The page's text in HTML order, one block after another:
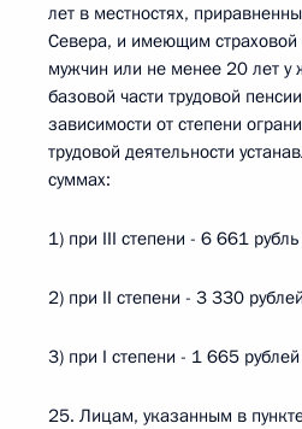
лет в местностях,
Севера, и имеющим страховой
мужчин или не менее 20 лет
базовой части трудовой
зависимости от степени
трудовой деятельности
суммах:
1) при III степени - 6 661
2) при II степени - 3 330
3) при I степени - 1 665
25. Лицам, указанным в